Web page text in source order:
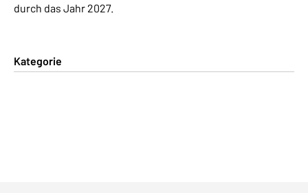
durch das Jahr 2027.
Kategorie